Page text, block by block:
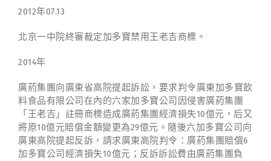
2012年07.13
北京一中院終審裁定加多寶禁用王老吉商標。
2014年
廣葯集團向廣東省高院提起訴訟，要求判令廣東加多寶飲
料食品有限公司在內的六家加多寶公司因侵害廣葯集團
「王老吉」註冊商標造成廣葯集團經濟損失10億元，后又
將原10億元賠償金額變更為29億元。隨後六加多寶公司向
廣東高院提起反訴，請求廣東高院判令：廣葯集團賠償6
加多寶公司經濟損失10億元；反訴訴訟費由廣葯集團負